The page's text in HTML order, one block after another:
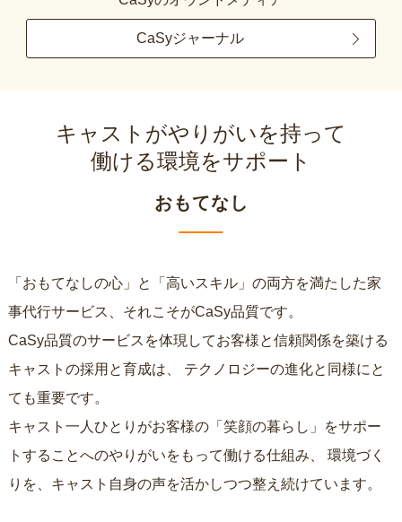
CaSyジャーナル
キャストがやりがいを持って
働ける環境をサポート
おもてなし
「おもてなしの心」と「高いスキル」の両方を満たした家
事代行サービス、それこそがCaSy品質です。
CaSy品質のサービスを体現してお客様と信頼関係を築ける
キャストの採用と育成は、
ても重要です。
キャスト一人ひとりがお客様の「笑顔の暮らし」をサポー
トすることへのやりがいをもって働ける仕組み、
りを、キャスト自身の声を活かしつつ整え続けています。